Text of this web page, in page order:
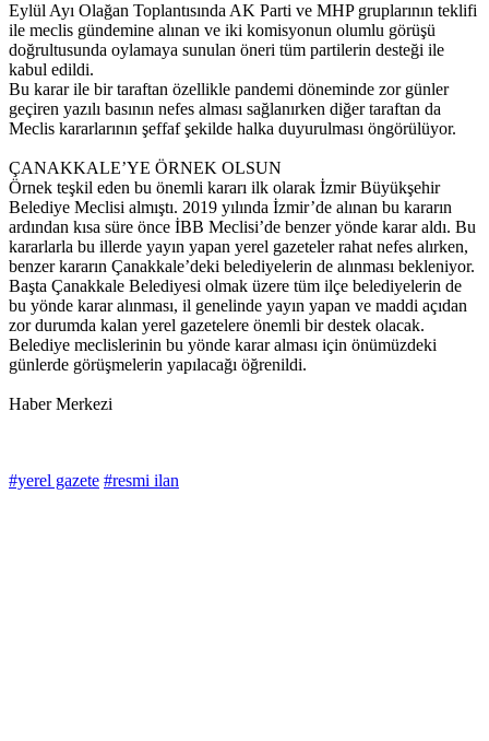
Eylül Ayı Olağan Toplantısında AK Parti ve MHP gruplarının teklifi
ile meclis gündemine alınan ve iki komisyonun olumlu görüşü
doğrultusunda oylamaya sunulan öneri tüm partilerin desteği ile
kabul edildi.
Bu karar ile bir taraftan özellikle pandemi döneminde zor günler
geçiren yazılı basının nefes alması sağlanırken diğer taraftan da
Meclis kararlarının şeffaf şekilde halka duyurulması öngörülüyor.
ÇANAKKALE’YE ÖRNEK OLSUN
Örnek teşkil eden bu önemli kararı ilk olarak İzmir Büyükşehir
Belediye Meclisi almıştı. 2019 yılında İzmir’de alınan bu kararın
ardından kısa süre önce İBB Meclisi’de benzer yönde karar aldı. Bu
kararlarla bu illerde yayın yapan yerel gazeteler rahat nefes alırken,
benzer kararın Çanakkale’deki belediyelerin de alınması bekleniyor.
Başta Çanakkale Belediyesi olmak üzere tüm ilçe belediyelerin de
bu yönde karar alınması, il genelinde yayın yapan ve maddi açıdan
zor durumda kalan yerel gazetelere önemli bir destek olacak.
Belediye meclislerinin bu yönde karar alması için önümüzdeki
günlerde görüşmelerin yapılacağı öğrenildi.
Haber Merkezi
#yerel gazete #resmi ilan